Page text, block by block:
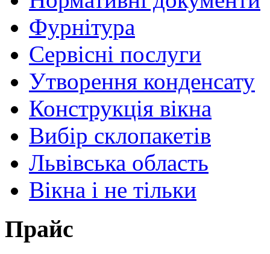
Фурнітура
Сервісні послуги
Утворення конденсату
Конструкція вікна
Вибір склопакетів
Львівська область
Вікна і не тільки
Прайс